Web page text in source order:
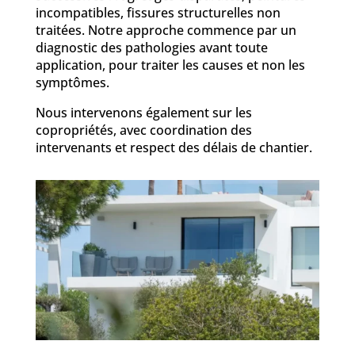
incompatibles, fissures structurelles non
traitées. Notre approche commence par un
diagnostic des pathologies avant toute
application, pour traiter les causes et non les
symptômes.
Nous intervenons également sur les
copropriétés, avec coordination des
intervenants et respect des délais de chantier.